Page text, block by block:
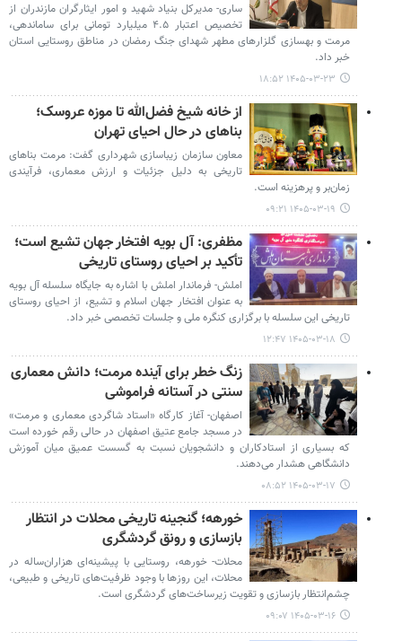
ساری- مدیرکل بنیاد شهید و امور ایثارگران مازندران از
تخصیص اعتبار ۴.۵ میلیارد تومانی برای ساماندهی،
مرمت و بهسازی گلزارهای مطهر شهدای جنگ رمضان در مناطق روستایی استان
خبر داد.
۱۴۰۵-۰۳-۲۳ ۱۸:۵۲
از خانه شیخ فضل‌الله تا موزه عروسک؛
بناهای در حال احیای تهران
معاون سازمان زیباسازی شهرداری گفت: مرمت بناهای
تاریخی به دلیل جزئیات و ارزش معماری، فرآیندی
زمان‌بر و پرهزینه است.
۱۴۰۵-۰۳-۱۹ ۰۹:۲۱
مظفری: آل بویه افتخار جهان تشیع است؛
تأکید بر احیای روستای تاریخی
املش- فرماندار املش با اشاره به جایگاه سلسله آل بویه
به عنوان افتخار جهان اسلام و تشیع، از احیای روستای
تاریخی این سلسله با برگزاری کنگره ملی و جلسات تخصصی خبر داد.
۱۴۰۵-۰۳-۱۸ ۱۲:۴۷
زنگ خطر برای آینده مرمت؛ دانش معماری
سنتی در آستانه فراموشی
اصفهان- آغاز کارگاه «استاد شاگردی معماری و مرمت»
در مسجد جامع عتیق اصفهان در حالی رقم خورده است
که بسیاری از استادکاران و دانشجویان نسبت به گسست عمیق میان آموزش
دانشگاهی هشدار می‌دهند.
۱۴۰۵-۰۳-۱۷ ۰۸:۵۲
خورهه؛ گنجینه‌ تاریخی محلات در انتظار
بازسازی و رونق گردشگری
محلات- خورهه، روستایی با پیشینه‌ای هزاران‌ساله در
محلات، این روزها با وجود ظرفیت‌های تاریخی و طبیعی،
چشم‌انتظار بازسازی و تقویت زیرساخت‌های گردشگری است.
۱۴۰۵-۰۳-۱۶ ۰۹:۰۷